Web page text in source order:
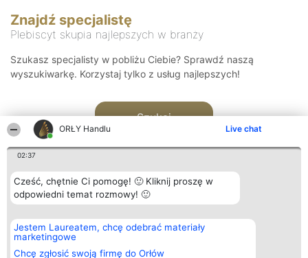
ORŁY Handlu Live chat
02:37
Cześć, chętnie Ci pomogę! 🙂 Kliknij proszę w
odpowiedni temat rozmowy! 🙂
Jestem Laureatem, chcę odebrać materiały
marketingowe
Chcę zgłosić swoją firmę do Orłów
Znajdź specjalistę
Plebiscyt skupia najlepszych w branży
Szukasz specjalisty w pobliżu Ciebie? Sprawdź naszą
wyszukiwarkę. Korzystaj tylko z usług najlepszych!
Szukaj
Organizator plebiscytu
Bright Side Solutions sp. z o.
o. sp. k.
ul. Ruska 22
Plebiscyt
Laureaci
wszystkich
Kontakt
Kontakt